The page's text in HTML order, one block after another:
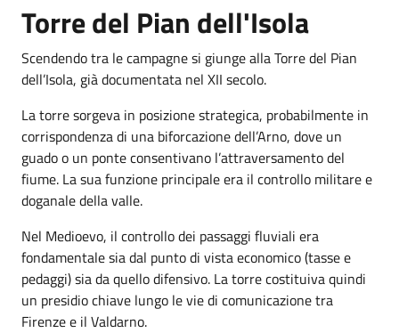
Torre del Pian dell'Isola
Scendendo tra le campagne si giunge alla Torre del Pian
dell’Isola, già documentata nel XII secolo.
La torre sorgeva in posizione strategica, probabilmente in
corrispondenza di una biforcazione dell’Arno, dove un
guado o un ponte consentivano l’attraversamento del
fiume. La sua funzione principale era il controllo militare e
doganale della valle.
Nel Medioevo, il controllo dei passaggi fluviali era
fondamentale sia dal punto di vista economico (tasse e
pedaggi) sia da quello difensivo. La torre costituiva quindi
un presidio chiave lungo le vie di comunicazione tra
Firenze e il Valdarno.